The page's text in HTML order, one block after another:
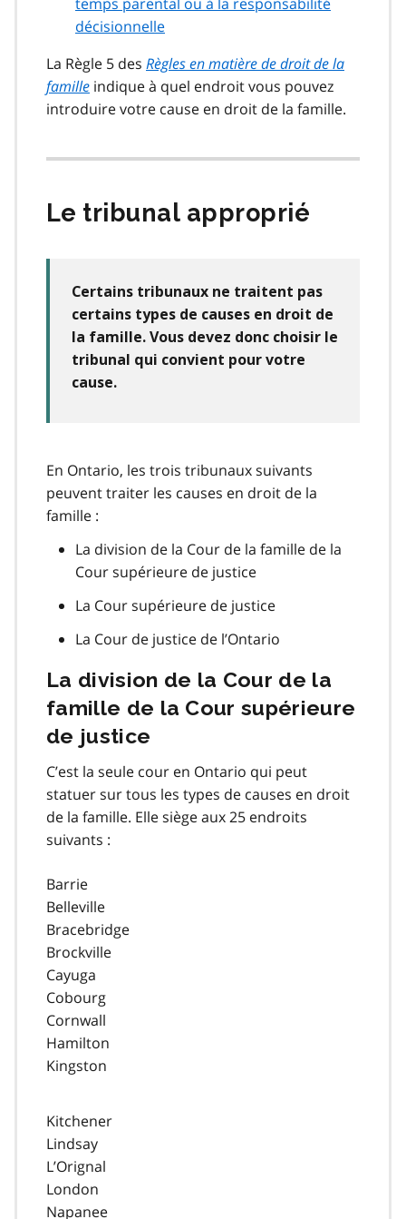
décisionnelle
La Règle 5 des Règles en matière de droit de la
famille indique à quel endroit vous pouvez
introduire votre cause en droit de la famille.
Le tribunal approprié
Certains tribunaux ne traitent pas
certains types de causes en droit de
la famille. Vous devez donc choisir le
tribunal qui convient pour votre
cause.
En Ontario, les trois tribunaux suivants
peuvent traiter les causes en droit de la
famille :
La division de la Cour de la famille de la
Cour supérieure de justice
La Cour supérieure de justice
La Cour de justice de l’Ontario
La division de la Cour de la
famille de la Cour supérieure
de justice
C’est la seule cour en Ontario qui peut
statuer sur tous les types de causes en droit
de la famille. Elle siège aux 25 endroits
suivants :
Barrie
Belleville
Bracebridge
Brockville
Cayuga
Cobourg
Cornwall
Hamilton
Kingston
Kitchener
Lindsay
L’Orignal
London
Napanee